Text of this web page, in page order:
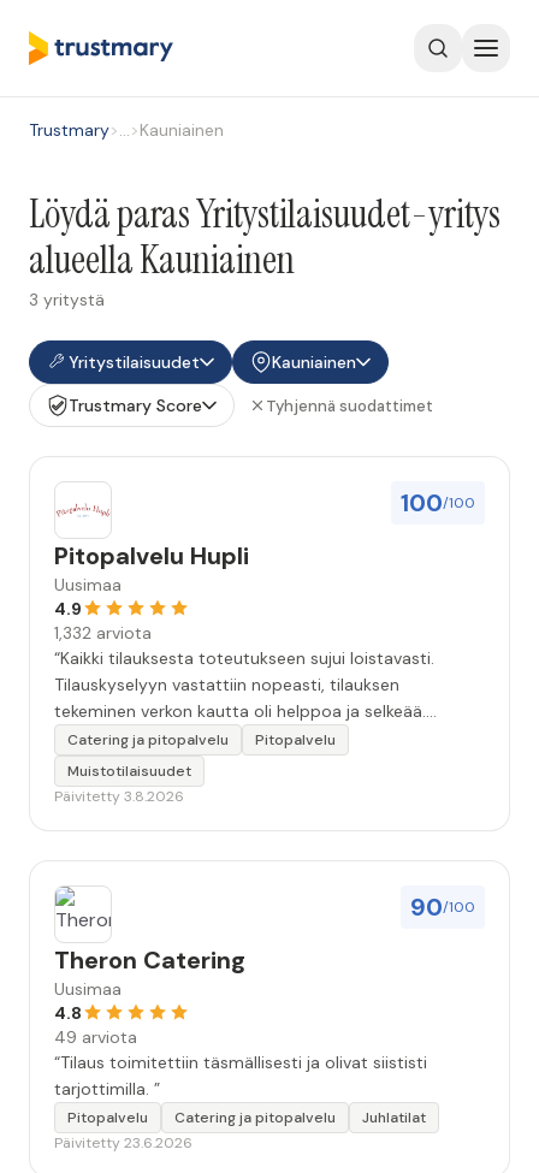
Trustmary>…>Kauniainen
Löydä paras Yritystilaisuudet-yritys
alueella Kauniainen
3 yritystä
Yritystilaisuudet
Kauniainen
Trustmary Score
Tyhjennä suodattimet
100/100
Pitopalvelu Hupli
Uusimaa
4.9
1,332 arviota
“Kaikki tilauksesta toteutukseen sujui loistavasti.
Tilauskyselyyn vastattiin nopeasti, tilauksen
tekeminen verkon kautta oli helppoa ja selkeää.
Kävimme tilauksen vielä kahteen kertaan puhelimessa
läpi, että kaikki seikat oltiin varmasti huomioitu.
Tilaisuudessa tarjoilija oli todella ammatti-ihminen.
Catering ja pitopalvelu
Pitopalvelu
Muistotilaisuudet
Päivitetty 3.8.2026
90/100
Theron Catering
Uusimaa
4.8
49 arviota
“Tilaus toimitettiin täsmällisesti ja olivat siististi
tarjottimilla. ”
Pitopalvelu Catering ja pitopalvelu
Juhlatilat
Päivitetty 23.6.2026